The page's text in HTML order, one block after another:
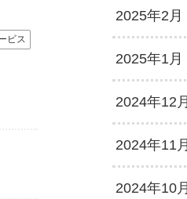
ビス
2025年2月
2025年1月
2024年12月
2024年11月
2024年10月